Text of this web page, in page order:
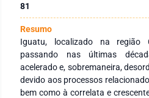
81
Resumo
Iguatu, localizado na região
passando nas últimas
acelerado e, sobremaneira,
devido aos processos
bem como à correlata e